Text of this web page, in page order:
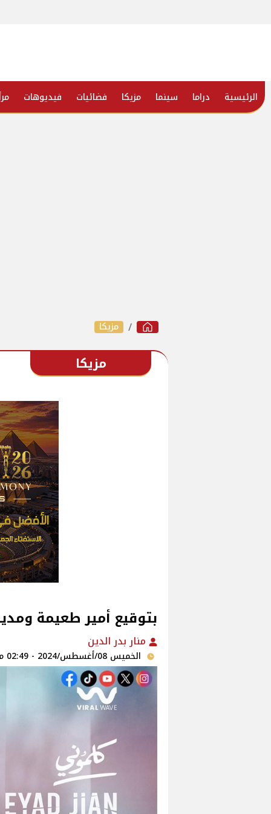
الرئيسية دراما سينما مزيكا فضائيات فيديوهات
مزيكا
مزيكا
بتوقيع أمير طعيمة
منار بدر الدين
الخميس 08/أغسطس/2024 - 02:49 م